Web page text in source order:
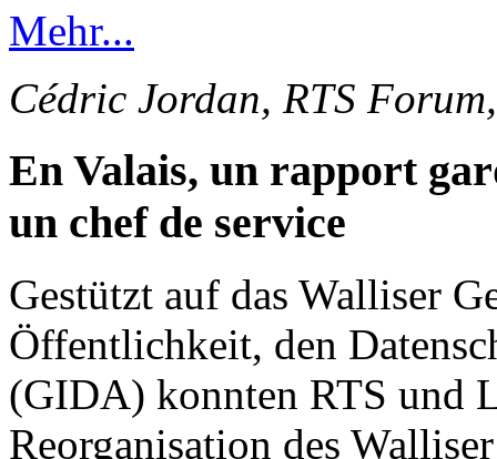
Mehr...
Cédric Jordan, RTS
En Valais, un rapport
un chef de service
Gestützt auf das Walliser
Öffentlichkeit, den
(GIDA) konnten RTS und
Reorganisation des